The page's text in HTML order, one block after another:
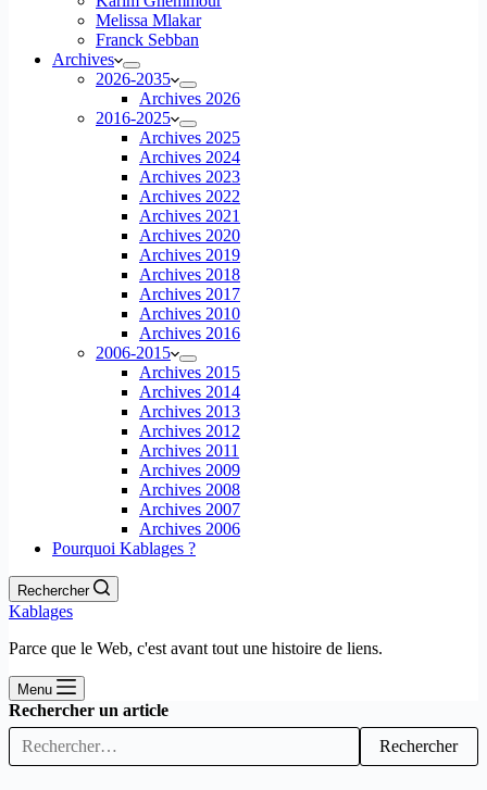
Melissa Mlakar
Franck Sebban
Archives
2026-2035
Archives 2026
2016-2025
Archives 2025
Archives 2024
Archives 2023
Archives 2022
Archives 2021
Archives 2020
Archives 2019
Archives 2018
Archives 2017
Archives 2010
Archives 2016
2006-2015
Archives 2015
Archives 2014
Archives 2013
Archives 2012
Archives 2011
Archives 2009
Archives 2008
Archives 2007
Archives 2006
Pourquoi Kablages ?
Rechercher
Kablages
Parce que le Web, c'est avant tout une histoire de liens.
Menu
Rechercher un article
Rechercher